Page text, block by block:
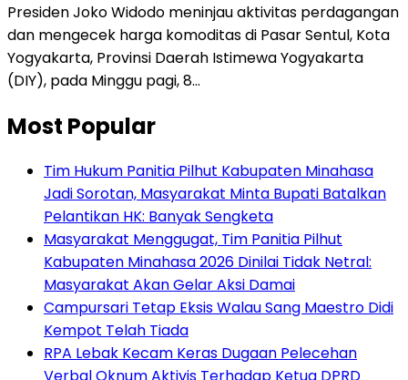
Presiden Joko Widodo meninjau aktivitas perdagangan
dan mengecek harga komoditas di Pasar Sentul, Kota
Yogyakarta, Provinsi Daerah Istimewa Yogyakarta
(DIY), pada Minggu pagi, 8…
Most Popular
Tim Hukum Panitia Pilhut Kabupaten Minahasa
Jadi Sorotan, Masyarakat Minta Bupati Batalkan
Pelantikan HK: Banyak Sengketa
Masyarakat Menggugat, Tim Panitia Pilhut
Kabupaten Minahasa 2026 Dinilai Tidak Netral:
Masyarakat Akan Gelar Aksi Damai
Campursari Tetap Eksis Walau Sang Maestro Didi
Kempot Telah Tiada
RPA Lebak Kecam Keras Dugaan Pelecehan